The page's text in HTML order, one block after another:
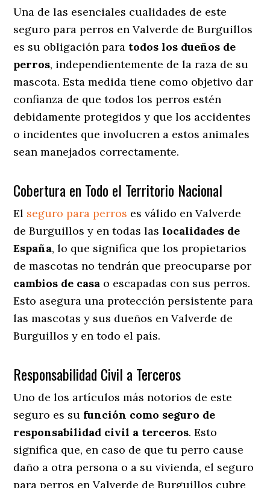
Una de las esenciales cualidades de este
seguro para perros en Valverde de Burguillos
es su obligación para todos los dueños de
perros, independientemente de la raza de su
mascota. Esta medida tiene como objetivo dar
confianza de que todos los perros estén
debidamente protegidos y que los accidentes
o incidentes que involucren a estos animales
sean manejados correctamente.
Cobertura en Todo el Territorio Nacional
El seguro para perros es válido en Valverde
de Burguillos y en todas laslocalidades de
España, lo que significa que los propietarios
de mascotas no tendrán que preocuparse por
cambios de casa o escapadas con sus perros.
Esto asegura una protección persistente para
las mascotas y sus dueños en Valverde de
Burguillos y en todo el país.
Responsabilidad Civil a Terceros
Uno de los artículos más notorios de este
seguro es su función como seguro de
responsabilidad civil a terceros. Esto
significa que, en caso de que tu perro cause
daño a otra persona o a su vivienda, el seguro
para perros en Valverde de Burguillos cubre